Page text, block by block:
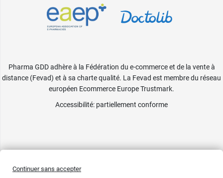
Pharma GDD adhère à la Fédération du e-commerce et de la vente à
distance (Fevad) et à sa charte qualité. La Fevad est membre du réseau
européen Ecommerce Europe Trustmark.
Accessibilité: partiellement conforme
Continuer sans accepter